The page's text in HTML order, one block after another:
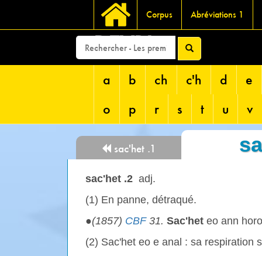
Corpus Abréviations 1
DEVRI
a b ch c'h d
e
o
p r s t u v
sac'het .1
sac'het .2 adj.
(1) En panne, détraqué.
●(1857) CBF31. Sac'het eo ann
(2) Sac'het eo e anal : sa respiration